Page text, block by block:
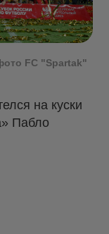
FC "Spartak"
на куски
Пабло